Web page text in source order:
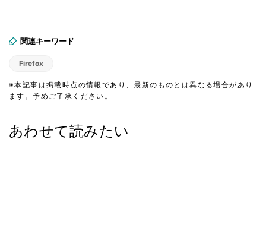
関連キーワード
Firefox
※本記事は掲載時点の情報であり、最新のものとは異なる場合があり
ます。予めご了承ください。
あわせて読みたい